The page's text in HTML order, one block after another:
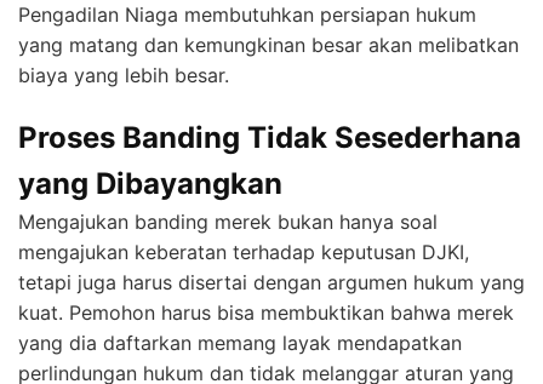
Pengadilan Niaga membutuhkan persiapan hukum
yang matang dan kemungkinan besar akan melibatkan
biaya yang lebih besar.
Proses Banding Tidak Sesederhana
yang Dibayangkan
Mengajukan banding merek bukan hanya soal
mengajukan keberatan terhadap keputusan DJKI,
tetapi juga harus disertai dengan argumen hukum yang
kuat. Pemohon harus bisa membuktikan bahwa merek
yang dia daftarkan memang layak mendapatkan
perlindungan hukum dan tidak melanggar aturan yang